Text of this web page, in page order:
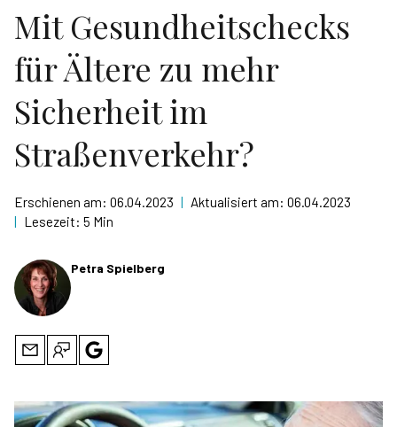
Mit Gesundheitschecks
für Ältere zu mehr
Sicherheit im
Straßenverkehr?
Erschienen am: 06.04.2023 | Aktualisiert am: 06.04.2023
| Lesezeit: 5 Min
Petra Spielberg